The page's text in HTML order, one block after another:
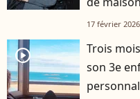
17 février 2026
player2
Trois
son 3e